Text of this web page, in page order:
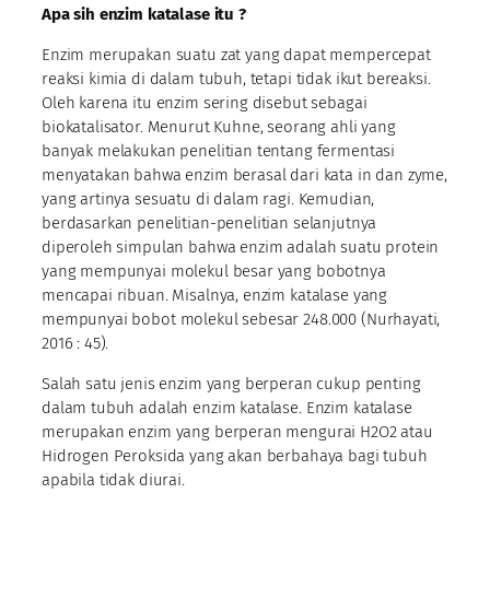
Apa sih enzim katalase itu ?
Enzim merupakan suatu zat yang dapat mempercepat
reaksi kimia di dalam tubuh, tetapi tidak ikut bereaksi.
Oleh karena itu enzim sering disebut sebagai
biokatalisator. Menurut Kuhne, seorang ahli yang
banyak melakukan penelitian tentang fermentasi
menyatakan bahwa enzim berasal dari kata in dan zyme,
yang artinya sesuatu di dalam ragi. Kemudian,
berdasarkan penelitian-penelitian selanjutnya
diperoleh simpulan bahwa enzim adalah suatu protein
yang mempunyai molekul besar yang bobotnya
mencapai ribuan. Misalnya, enzim katalase yang
mempunyai bobot molekul sebesar 248.000 (Nurhayati,
2016 : 45).
Salah satu jenis enzim yang berperan cukup penting
dalam tubuh adalah enzim katalase. Enzim katalase
merupakan enzim yang berperan mengurai H2O2 atau
Hidrogen Peroksida yang akan berbahaya bagi tubuh
apabila tidak diurai.